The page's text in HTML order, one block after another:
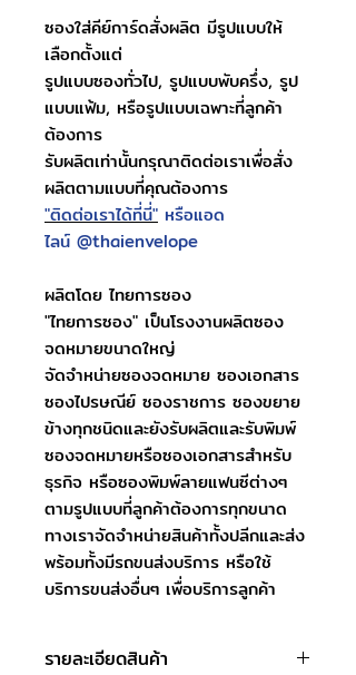
ซองใส่คีย์การ์ดสั่งผลิต มีรูปแบบให้
เลือกตั้งแต่
รูปแบบซองทั่วไป, รูปแบบพับครึ่ง, รูป
แบบแฟ้ม, หรือรูปแบบเฉพาะที่ลูกค้า
ต้องการ
รับผลิตเท่านั้นกรุณาติดต่อเราเพื่อสั่ง
ผลิตตามแบบที่คุณต้องการ
"ติดต่อเราได้ที่นี่" หรือแอด
ไลน์ @thaienvelope
ผลิตโดย ไทยการซอง
"ไทยการซอง" เป็นโรงงานผลิตซอง
จดหมายขนาดใหญ่
จัดจำหน่ายซองจดหมาย ซองเอกสาร
ซองไปรษณีย์ ซองราชการ ซองขยาย
ข้างทุกชนิดและยังรับผลิตและรับพิมพ์
ซองจดหมายหรือซองเอกสารสำหรับ
ธุรกิจ หรือซองพิมพ์ลายแฟนซีต่างๆ
ตามรูปแบบที่ลูกค้าต้องการทุกขนาด
ทางเราจัดจำหน่ายสินค้าทั้งปลีกและส่ง
พร้อมทั้งมีรถขนส่งบริการ หรือใช้
บริการขนส่งอื่นๆ เพื่อบริการลูกค้า
รายละเอียดสินค้า